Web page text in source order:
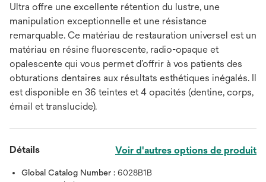
Ultra offre une excellente rétention du lustre, une
manipulation exceptionnelle et une résistance
remarquable. Ce matériau de restauration universel est un
matériau en résine fluorescente, radio-opaque et
opalescente qui vous permet d’offrir à vos patients des
obturations dentaires aux résultats esthétiques inégalés. Il
est disponible en 36 teintes et 4 opacités (dentine, corps,
émail et translucide).
Détails Voir d'autres options de produit
Global Catalog Number : 6028B1B